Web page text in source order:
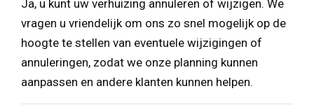
Ja, u kunt uw verhuizing annuleren of wijzigen. We
vragen u vriendelijk om ons zo snel mogelijk op de
hoogte te stellen van eventuele wijzigingen of
annuleringen, zodat we onze planning kunnen
aanpassen en andere klanten kunnen helpen.